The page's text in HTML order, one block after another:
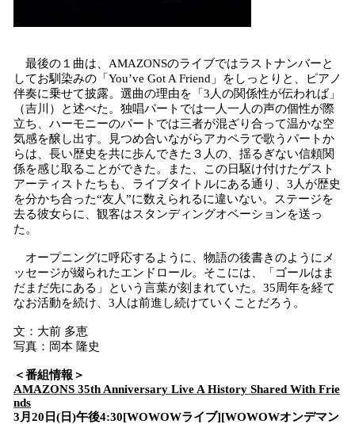
最後の１曲は、AMAZONSのライブではラストナンバーと
してお馴染みの「You’ve Got A Friend」をしっとりと、ピアノ
伴奏に乗せて披露。選曲の理由を「3人の関係性が伝われば」
（吉川）と述べた。独唱パートでは一人一人の声の個性が際
立ち、ハーモニーのパートでは三者が混ざり合って温かな空
気感を醸し出す。見つめ合いながらアカペラで歌うパートか
らは、長い歴史を共に歩んできた３人の、揺るぎない信頼関
係を感じ取ることができた。また、この日駆け付けたゲスト
アーティストたちも、ライブタイトルにある通り、3人が歴史
を分かち合った“友人”に数えられるに違いない。ステージを
去る彼女らに、観客はスタンディングオベーションを送っ
た。
オープニングに呼応するように、物語の後書きのようにメ
ッセージが綴られたエンドロール。そこには、「ゴールはま
だまだ先にある」という言葉が刻まれていた。35周年を経て
なお活動を続け、3人は前進し続けていくことだろう。
文：大前 多恵
写真：岡本 隆史
＜番組情報＞
AMAZONS 35th Anniversary Live A History Shared With Frie
nds
3月20日(日)午後4:30[WOWOWライブ][WOWOWオンデマン